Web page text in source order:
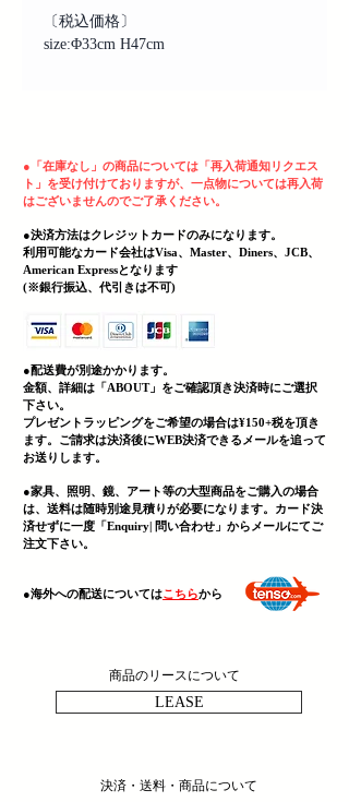
〔税込価格〕
size:Φ33cm H47cm
● 「在庫なし」の商品については「再入荷通知リクエス
ト」を受け付けておりますが、一点物については再入荷
はございませんのでご了承ください。
●決済方法はクレジットカードのみになります。
利用可能なカード会社はVisa、Master、Diners、JCB、
American Expressとなります
(​※銀行振込、代引きは不可)
●配送費が別途かかります。
金額、詳細は「 ABOUT」をご確認頂き決済時にご選択
下さい。
プレゼントラッピングをご希望の場合は¥150+税を頂き
ます。ご請求は決済後にWEB決済できるメールを追って
お送りします。
●家具、照明、鏡、 アート等の大型商品をご購入の場合
は、送料は随時別途見積りが必要になります。カード決
済せずに一度「Enquiry| 問い合わせ」からメールにてご
注文下さい。
​●海外への配送についてはこちらから
商品のリースについて
LEASE
決済・送料・商品について